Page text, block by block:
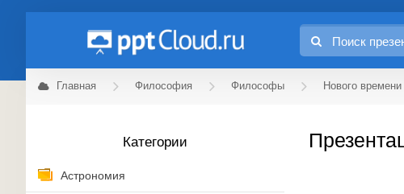
Главная Философия Философы Нового времени
Категории
Астрономия